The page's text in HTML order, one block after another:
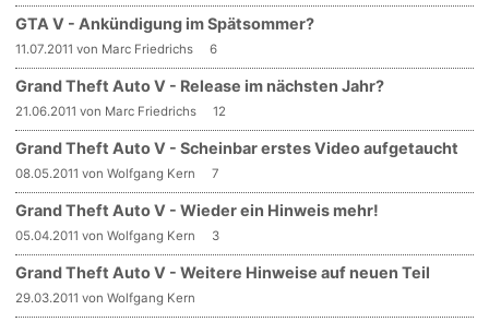
GTA V - Ankündigung im Spätsommer?
11.07.2011 von Marc Friedrichs 6
Grand Theft Auto V - Release im nächsten Jahr?
21.06.2011 von Marc Friedrichs 12
Grand Theft Auto V - Scheinbar erstes Video aufgetaucht
08.05.2011 von Wolfgang Kern 7
Grand Theft Auto V - Wieder ein Hinweis mehr!
05.04.2011 von Wolfgang Kern 3
Grand Theft Auto V - Weitere Hinweise auf neuen Teil
29.03.2011 von Wolfgang Kern